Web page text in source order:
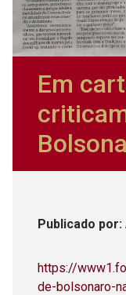
Em
Publicado por:
https://
de-bolsonaro-